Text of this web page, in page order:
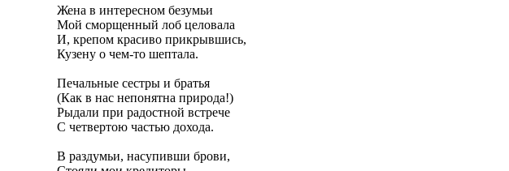
Жена в интересном безумьи
Мой сморщенный лоб целовала
И, крепом красиво прикрывшись,
Кузену о чем-то шептала.
Печальные сестры и братья
(Как в нас непонятна природа!)
Рыдали при радостной встрече
С четвертою частью дохода.
В раздумьи, насупивши брови,